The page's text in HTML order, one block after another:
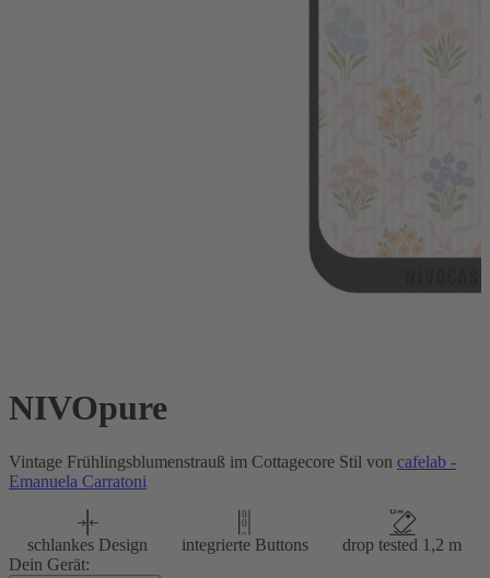
NIVOpure
Vintage Frühlingsblumenstrauß im Cottagecore Stil von cafelab -
Emanuela Carratoni
schlankes Design integrierte Buttons
drop tested 1,2 m
Dein Gerät: